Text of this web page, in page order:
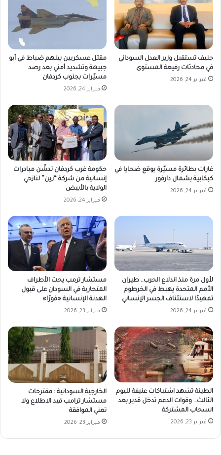
جنيف تستقبل وزير العدل السوداني
في محادثات رفيعة المستوى
فبراير 24, 2026
مقتل عسكريين بينهم ضباط في أبو
جبيهة وتشديد أمني بعد رصد
مسيّرات بجنوب كردفان
فبراير 24, 2026
غارات بطائرة مسيّرة يوقع ضحايا في
كبكابية بشمال دارفور
فبراير 24, 2026
حكومة غرب كردفان تدشّن مبادرات
إنسانية من شركة “زين” لنازحي
الولاية بالأبيض
فبراير 24, 2026
لأول مرة منذ اندلاع الحرب.. طيران
الأمم المتحدة يهبط في الخرطوم
تمهيدًا لاستئناف الجسر الإنساني
فبراير 24, 2026
مستشار ترمب يحث الأطراف
المتحاربة في السودان على قبول
الهدنة الإنسانية «فورًا»
فبراير 23, 2026
الطينة تشهد اشتباكات عنيفة لليوم
الثالث… وقوات الدعم تدخل قدير بعد
انسحاب المشتركة
فبراير 23, 2026
الخارجية السودانية : مقترحات
مستشار ترامب قيد الاطلاع ولا
تعني الموافقة
فبراير 23, 2026